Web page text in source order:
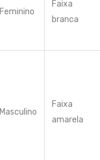
Feminino
Faixa
branca
Masculino
Faixa
amarela